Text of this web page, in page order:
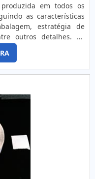
em todos os
as características
estratégia de
outros detalhes. As
em impressoras que
etiquetas podem ser
entre as quais estão:
para tiragens
estado em condições
etiquetas adesivas às
acabamento com
o tratamento corona.A
adesiva com um
de acordo com o